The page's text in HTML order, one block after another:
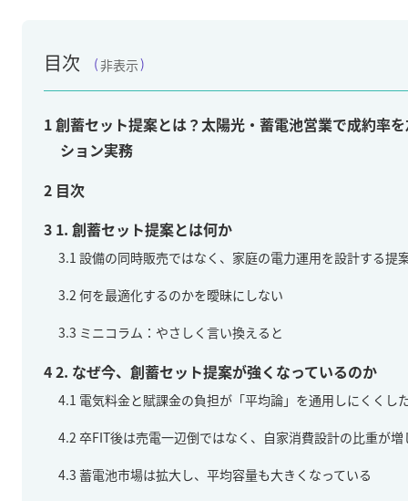
目次 非表示
1創蓄セット提案とは？太陽光・蓄電池営業で成約率
ション実務
2 目次
3 1. 創蓄セット提案とは何か
3.1 設備の同時販売ではなく、家庭の電力運用を設計する提
3.2 何を最適化するのかを曖昧にしない
3.3 ミニコラム：やさしく言い換えると
42. なぜ今、創蓄セット提案が強くなっているのか
4.1 電気料金と賦課金の負担が「平均論」を通用しにくくし
4.2 卒FIT後は売電一辺倒ではなく、自家消費設計の比重が増
4.3 蓄電池市場は拡大し、平均容量も大きくなっている